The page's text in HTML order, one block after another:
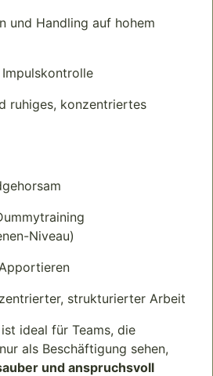
und Handling auf hohem
ruhiges, konzentriertes
Niveau)
strukturierter Arbeit
ideal für Teams, die
als Beschäftigung sehen,
und anspruchsvoll